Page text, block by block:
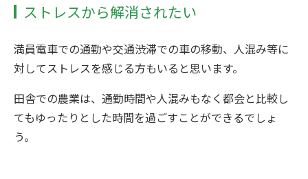
ストレスから解消されたい
満員電車での通勤や交通渋滞での車の移動、人混み等に
対してストレスを感じる方もいると思います。
田舎での農業は、通勤時間や人混みもなく都会と比較し
てもゆったりとした時間を過ごすことができるでしょ
う。